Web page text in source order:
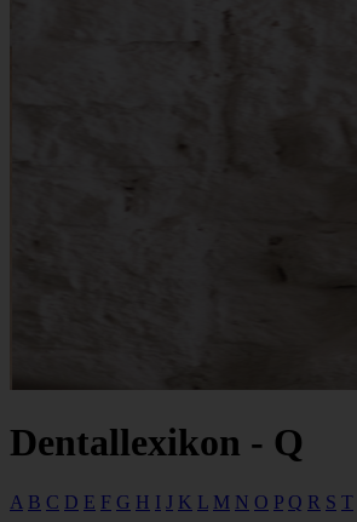
Dentallexikon - Q
A B C D E F G H I J K L M N O P Q R S T